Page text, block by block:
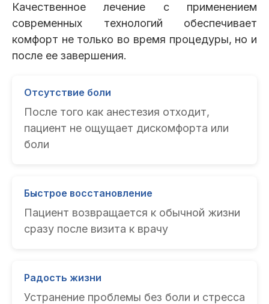
Качественное лечение с применением
современных технологий обеспечивает
комфорт не только во время процедуры, но и
после ее завершения.
Отсутствие боли
После того как анестезия отходит,
пациент не ощущает дискомфорта или
боли
Быстрое восстановление
Пациент возвращается к обычной жизни
сразу после визита к врачу
Радость жизни
Устранение проблемы без боли и стресса